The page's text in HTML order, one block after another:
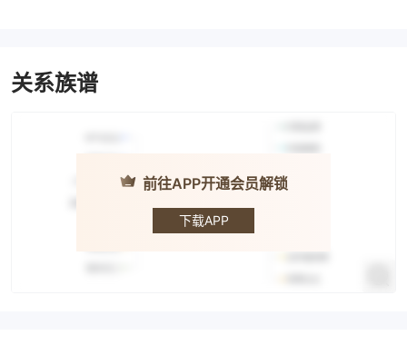
关系族谱
前往APP开通会员解锁
下载APP